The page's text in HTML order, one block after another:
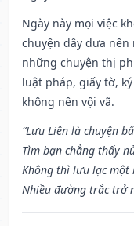
Ngày này mọi việc
chuyện dây dưa
những chuyện thị
luật pháp, giấy tờ,
không nên vội vã.
“Lưu Liên là chuyện
Tìm bạn chẳng thấy
Không thì lưu lạc một
Nhiều đường trắc trở